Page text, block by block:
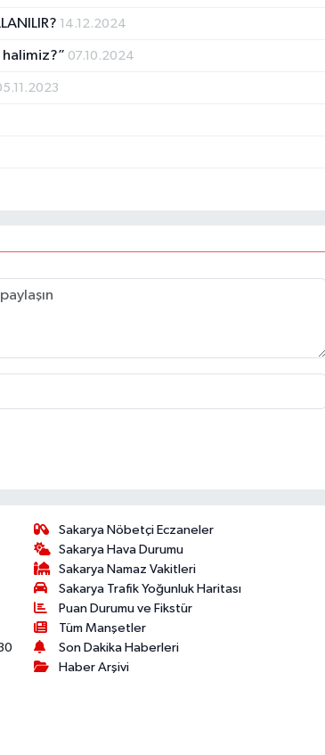
14.12.2024
07.10.2024
Sakarya Nöbetçi Eczaneler
Sakarya Hava Durumu
Sakarya Namaz Vakitleri
Sakarya Trafik Yoğunluk Haritası
Puan Durumu ve Fikstür
Tüm Manşetler
Son Dakika Haberleri
Haber Arşivi